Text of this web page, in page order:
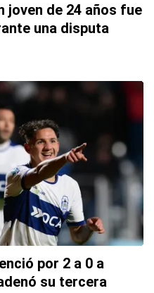
joven de 24 años fue
una disputa
por 2 a 0 a
su tercera